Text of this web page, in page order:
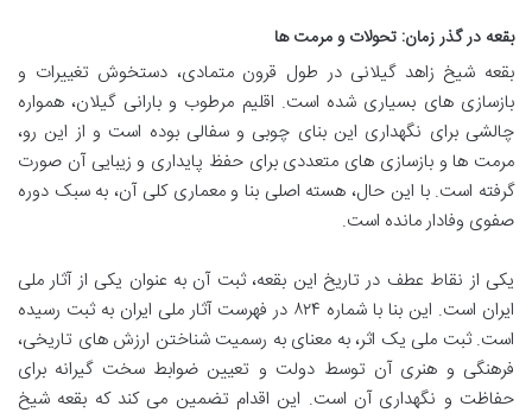
بقعه در گذر زمان: تحولات و مرمت ها
بقعه شیخ زاهد گیلانی در طول قرون متمادی، دستخوش تغییرات و
بازسازی های بسیاری شده است. اقلیم مرطوب و بارانی گیلان، همواره
چالشی برای نگهداری این بنای چوبی و سفالی بوده است و از این رو،
مرمت ها و بازسازی های متعددی برای حفظ پایداری و زیبایی آن صورت
گرفته است. با این حال، هسته اصلی بنا و معماری کلی آن، به سبک دوره
صفوی وفادار مانده است.
یکی از نقاط عطف در تاریخ این بقعه، ثبت آن به عنوان یکی از آثار ملی
ایران است. این بنا با شماره ۸۲۴ در فهرست آثار ملی ایران به ثبت رسیده
است. ثبت ملی یک اثر، به معنای به رسمیت شناختن ارزش های تاریخی،
فرهنگی و هنری آن توسط دولت و تعیین ضوابط سخت گیرانه برای
حفاظت و نگهداری آن است. این اقدام تضمین می کند که بقعه شیخ